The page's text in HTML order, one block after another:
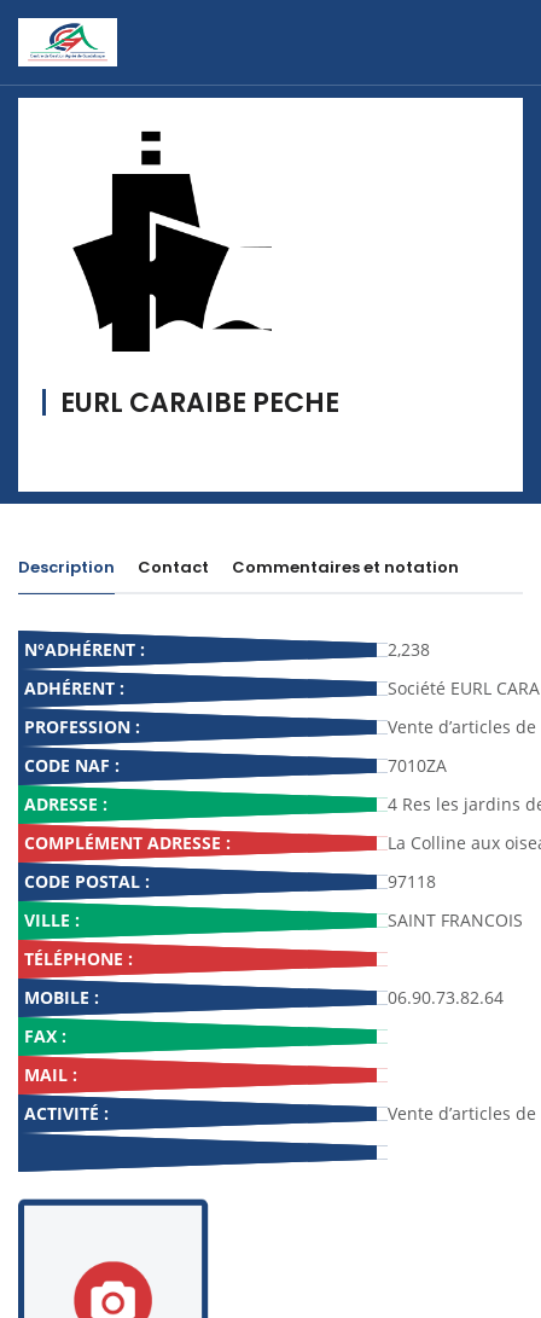
EURL CARAIBE PECHE
Description Contact Commentaires et notation
N°ADHÉRENT :
2,238
ADHÉRENT :
Société EURL
PROFESSION :
Vente d’articles
CODE NAF :
7010ZA
ADRESSE :
4 Res les jardins
COMPLÉMENT ADRESSE :
La Colline aux
CODE POSTAL :
97118
VILLE :
SAINT FRANCOIS
TÉLÉPHONE :
MOBILE :
06.90.73.82.64
FAX :
MAIL :
ACTIVITÉ :
Vente d’articles